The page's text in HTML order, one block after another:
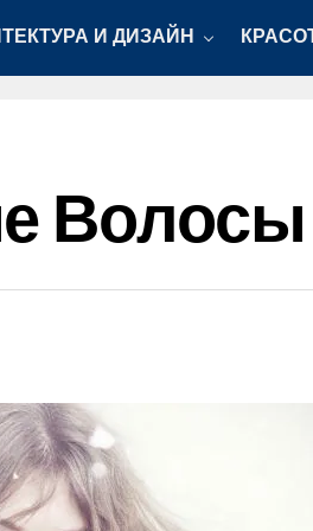
И ДИЗАЙН
Волосы